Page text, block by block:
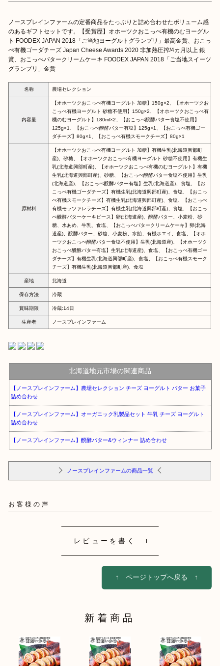
ノースプレインファームの定番商品をたっぷりと詰め合わせたボリューム感
のあるギフトセットです。【受賞歴】オホーツクおこっぺ有機のむヨーグル
ト FOODEX JAPAN 2018「ご当地ヨーグルトグランプリ」最高金賞、おこっ
ぺ有機ゴーダチーズ Japan Cheese Awards 2020 非加熱圧搾/4カ月以上 銀
賞、おこっぺバタークリームケーキ FOODEX JAPAN 2018「ご当地スイーツ
グランプリ」金賞
名称 農場セレクション
内容量
【オホーツクおこっぺ有機ヨーグルト 加糖】150g×2、【オホーツクお
こっぺ有機ヨーグルト 砂糖不使用】150g×2、【オホーツクおこっぺ有
機のむヨーグルト】180ml×2、【おこっぺ醗酵バター食塩不使用】
125g×1、【おこっぺ醗酵バター有塩】125g×1、【おこっぺ有機ゴー
ダチーズ】80g×1、【おこっぺ有機スモークチーズ】80g×1
原材料
【オホーツクおこっぺ有機ヨーグルト 加糖】有機生乳(北海道興部町
産)、砂糖、【オホーツクおこっぺ有機ヨーグルト 砂糖不使用】有機生
乳(北海道興部町産)、【オホーツクおこっぺ有機のむヨーグルト】有機
生乳(北海道興部町産)、砂糖、【おこっぺ醗酵バター食塩不使用】生乳
(北海道産)、【おこっぺ醗酵バター有塩】生乳(北海道産)、食塩、【お
こっぺ有機ゴーダチーズ】有機生乳(北海道興部町産)、食塩、【おこっ
ぺ有機スモークチーズ】有機生乳(北海道興部町産)、食塩、【おこっぺ
有機モッツァレラチーズ】有機生乳(北海道興部町産)、食塩、【おこっ
ぺ醗酵バターケーキピース】卵(北海道産)、醗酵バター、小麦粉、砂
糖、水あめ、牛乳、食塩、【おこっぺバタークリームケーキ】卵(北海
道産)、醗酵バター、砂糖、小麦粉、水飴、有機ホエイ、食塩、【オホ
ーツクおこっぺ醗酵バター食塩不使用】生乳(北海道産)、【オホーツク
おこっぺ醗酵バター有塩】生乳(北海道産)、食塩、【おこっぺ有機ゴー
ダチーズ】有機生乳(北海道興部町産)、食塩、【おこっぺ有機スモーク
チーズ】有機生乳(北海道興部町産)、食塩
産地 北海道
保存方法 冷蔵
賞味期限 冷蔵:14日
生産者 ノースプレインファーム
北海道地元市場の関連商品
【ノースプレインファーム】農場セレクション チーズ ヨーグルト バター お菓子
詰め合わせ
【ノースプレインファーム】オーガニック乳製品セット 牛乳 チーズ ヨーグルト
詰め合わせ
【ノースプレインファーム】醗酵バター&ウィンナー 詰め合わせ
ノースプレインファームの商品一覧
お客様の声
レビューを書く
↑ ページトップへ戻る ↑
新着商品